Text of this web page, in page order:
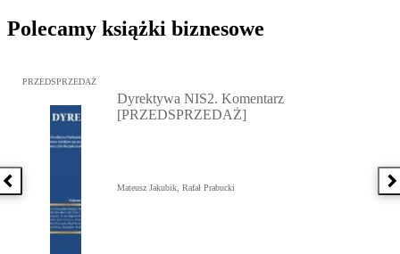
Polecamy książki biznesowe
Poprzednia książka
Przejdź do: Dyrektywa NIS2. Komentarz [PRZEDSPRZEDAŻ],
PRZEDSPRZEDAŻ
Dyrektywa NIS2. Komentarz
[PRZEDSPRZEDAŻ]
Mateusz Jakubik, Rafał Prabucki